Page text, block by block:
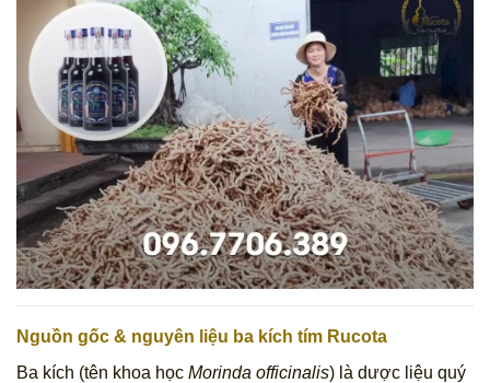
Nguồn gốc & nguyên liệu ba kích tím Rucota
Ba kích (tên khoa học Morinda officinalis) là dược liệu quý